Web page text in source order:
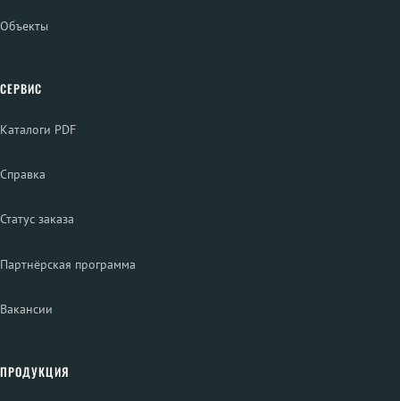
Объекты
СЕРВИС
Каталоги PDF
Справка
Статус заказа
Партнёрская программа
Вакансии
ПРОДУКЦИЯ